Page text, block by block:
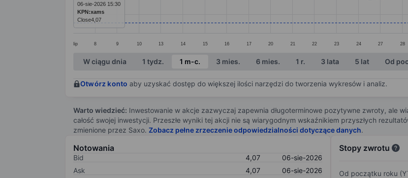
lip 8 9 10 13 14 15 16 17 20 21 22 23 24 27 28
06-sie-2026 15:30
KPN:xams
Close4,07
End of interactive chart.
W ciągu dnia 1 tydz. 1 m-c. 3 mies. 6 mies. 1 r. 3 lata 5 lat Od
Otwórz konto aby uzyskać dostęp do większej ilości narzędzi do tworzenia wykresów i analiz.
Warto wiedzieć: Inwestowanie w akcje zazwyczaj zapewnia długoterminowe pozytywne zwroty, ale
całość swojej inwestycji. Przeszłe wyniki tej akcji nie są wiarygodnym wskaźnikiem przyszłych
zmienione przez Saxo. Zobacz pełne zrzeczenie odpowiedzialności dotyczące danych.
Notowania
Bid 4,07
06-sie-2026
Ask
4,07
06-sie-2026
Stopy zwrotu
Od początku roku